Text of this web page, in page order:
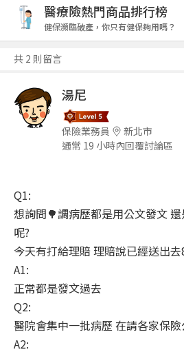
醫療險熱門商品排行榜
健保瀕臨破產，你只有健保夠用嗎？
共 2 則留言
湯尼
保險業務員
新北市
通常 19 小時內回覆討論區
Q1:
想詢問🌳調病歷都是用公文發文
呢?
今天有打給理賠 理賠說已經送出
A1:
正常都是發文過去
Q2:
醫院會集中一批病歷 在請各家保險
A2: